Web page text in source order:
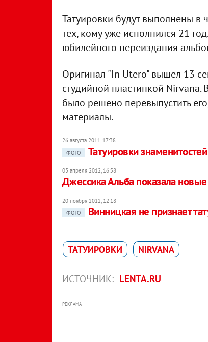
Татуировки будут выполнены в
тех, кому уже исполнился 21
юбилейного переиздания
Оригинал "In Utero" вышел 13
студийной пластинкой Nirvana.
было решено перевыпустить
материалы.
26 августа 2011, 17:38
ФОТО
Татуировки
03 апреля 2012, 16:58
Джессика Альба показала
20 ноября 2012, 12:18
ФОТО
Винницкая не признает
ТАТУИРОВКИ NIRVANA
ИСТОЧНИК: LENTA.RU
РЕКЛАМА